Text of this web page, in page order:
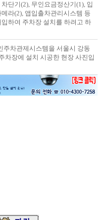
단기(2), 무인요금정산기(1), 입
라(2), 앱입출차관리시스템 등
하여 주차장 설치를 하려고 하
주차관제시스템을 서울시 강동
차장에 설치 시공한 현장 사진입